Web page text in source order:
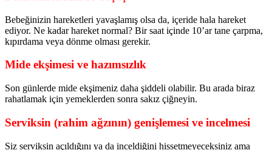
Bebeğinizin hareketleri yavaşlamış olsa da, içeride hala hareket
ediyor. Ne kadar hareket normal? Bir saat içinde 10’ar tane çarpma,
kıpırdama veya dönme olması gerekir.
Mide ekşimesi ve hazımsızlık
Son günlerde mide ekşimeniz daha şiddeli olabilir. Bu arada biraz
rahatlamak için yemeklerden sonra sakız çiğneyin.
Serviksin (rahim ağzının) genişlemesi ve incelmesi
Siz serviksin açıldığını ya da inceldiğini hissetmeyeceksiniz ama